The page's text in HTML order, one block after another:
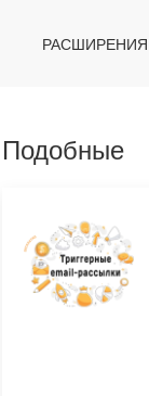
РАСШИРЕНИЯ
Подобные